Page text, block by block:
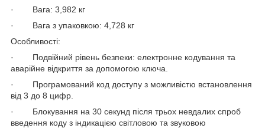
· Вага: 3,982 кг
· Вага з упаковкою: 4,728 кг
Особливості:
· Подвійний рівень безпеки: електронне кодування та
аварійне відкриття за допомогою ключа.
· Програмований код доступу з можливістю встановлення
від 3 до 8 цифр.
· Блокування на 30 секунд після трьох невдалих спроб
введення коду з індикацією світловою та звуковою